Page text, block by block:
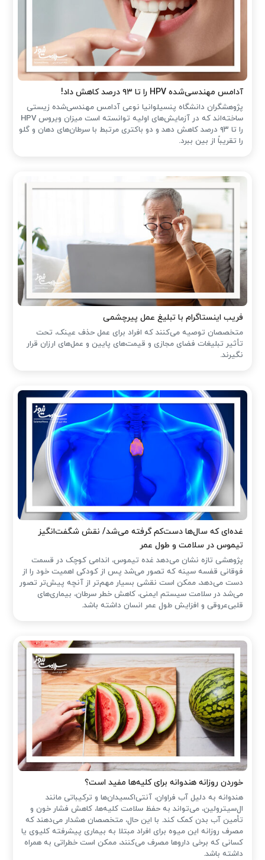
آدامس مهندسی‌شده‌ HPV را تا ۹۳ درصد کاهش داد!
پژوهشگران دانشگاه پنسیلوانیا نوعی آدامس مهندسی‌شده زیستی
ساخته‌اند که در آزمایش‌های اولیه توانسته است میزان ویروس HPV
را تا ۹۳ درصد کاهش دهد و دو باکتری مرتبط با سرطان‌های دهان و گلو
را تقریباً از بین ببرد.
فریب اینستاگرام با تبلیغ عمل پیرچشمی
متخصصان توصیه می‌کنند که افراد برای عمل حذف عینک، تحت
تأثیر تبلیغات فضای مجازی و قیمت‌های پایین و عمل‌های ارزان قرار
نگیرند.
غده‌ای که سال‌ها دست‌کم گرفته می‌شد/ نقش شگفت‌انگیز
تیموس در سلامت و طول عمر
پژوهشی تازه نشان می‌دهد غده تیموس، اندامی کوچک در قسمت
فوقانی قفسه سینه که تصور می‌شد پس از کودکی اهمیت خود را از
دست می‌دهد، ممکن است نقشی بسیار مهم‌تر از آنچه پیش‌تر تصور
می‌شد در سلامت سیستم ایمنی، کاهش خطر سرطان، بیماری‌های
قلبی‌عروقی و افزایش طول عمر انسان داشته باشد.
خوردن روزانه هندوانه برای کلیه‌ها مفید است؟
هندوانه به دلیل آب فراوان، آنتی‌اکسیدان‌ها و ترکیباتی مانند
ال‌سیترولین، می‌تواند به حفظ سلامت کلیه‌ها، کاهش فشار خون و
تأمین آب بدن کمک کند. با این حال، متخصصان هشدار می‌دهند که
مصرف روزانه این میوه برای افراد مبتلا به بیماری پیشرفته کلیوی یا
کسانی که برخی داروها مصرف می‌کنند، ممکن است خطراتی به همراه
داشته باشد.